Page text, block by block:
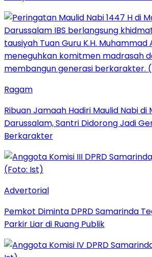
Ragam
Ribuan Jamaah Hadiri Maulid Nabi di
Darussalam, Santri Didorong Jadi
Berkarakter
Advertorial
Pemkot Diminta DPRD Samarinda
Parkir Liar di Ruang Publik